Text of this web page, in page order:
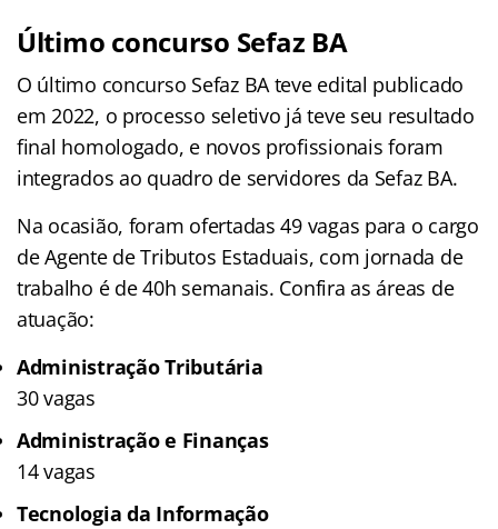
Último concurso Sefaz BA
O último concurso Sefaz BA teve edital publicado
em 2022, o processo seletivo já teve seu resultado
final homologado, e novos profissionais foram
integrados ao quadro de servidores da Sefaz BA.
Na ocasião, foram ofertadas 49 vagas para o cargo
de Agente de Tributos Estaduais, com jornada de
trabalho é de 40h semanais. Confira as áreas de
atuação:
Administração Tributária
30 vagas
Administração e Finanças
14 vagas
Tecnologia da Informação